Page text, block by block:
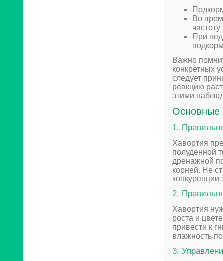
Во
При
Важно
конкретных
следует
реакцию
этими
Основные
1.
Хавортия
полуденной
дренажной
корней. Не
конкуренции
2.
Хавортия
роста и
привести к
влажность
3.